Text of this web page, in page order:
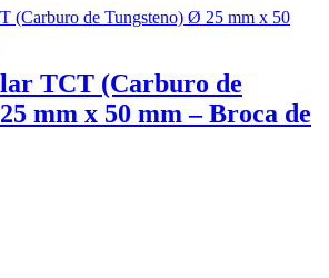
TCT (Carburo de
mm x 50 mm – Broca de